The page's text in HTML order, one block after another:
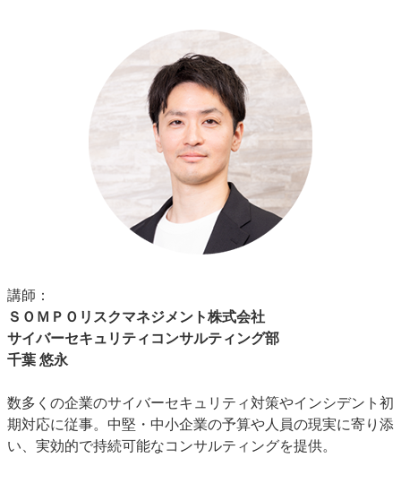
講師：
ＳＯＭＰＯリスクマネジメント株式会社
サイバーセキュリティコンサルティング部
千葉 悠永
数多くの企業のサイバーセキュリティ対策やインシデント初
期対応に従事。中堅・中小企業の予算や人員の現実に寄り添
い、実効的で持続可能なコンサルティングを提供。